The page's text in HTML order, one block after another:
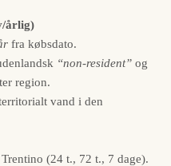
årlig)
fra købsdato.
“non-resident” og
region.
vand i den
(24 t., 72 t., 7 dage).